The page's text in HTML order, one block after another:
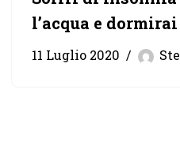
l’acqua e
11 Luglio 2020